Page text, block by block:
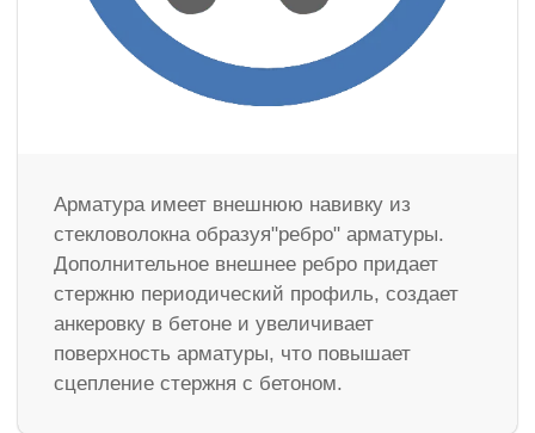
Арматура имеет внешнюю навивку из
стекловолокна образуя"ребро" арматуры.
Дополнительное внешнее ребро придает
стержню периодический профиль, создает
анкеровку в бетоне и увеличивает
поверхность арматуры, что повышает
сцепление стержня с бетоном.